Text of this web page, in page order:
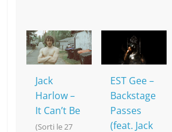
Jack
Harlow –
It Can’t Be
(Sorti le 27
EST Gee –
Backstage
Passes
(feat. Jack